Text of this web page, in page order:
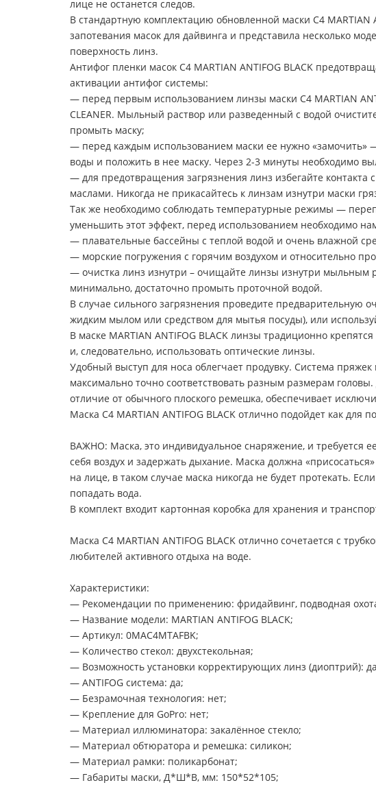
лице не останется следов.
В стандартную комплектацию обновленной маски C4
запотевания масок для дайвинга и представила несколько
поверхность линз.
Антифог пленки масок C4 MARTIAN ANTIFOG BLACK
активации антифог системы:
— перед первым использованием линзы маски C4 MARTIAN
CLEANER. Мыльный раствор или разведенный с водой
промыть маску;
— перед каждым использованием маски ее нужно «замочить»
воды и положить в нее маску. Через 2-3 минуты необходимо
— для предотвращения загрязнения линз избегайте
маслами. Никогда не прикасайтесь к линзам изнутри маски
Так же необходимо соблюдать температурные режимы —
уменьшить этот эффект, перед использованием необходимо
— плавательные бассейны с теплой водой и очень влажной
— морские погружения с горячим воздухом и относительно
— очистка линз изнутри – очищайте линзы изнутри мыльным
минимально, достаточно промыть проточной водой.
В случае сильного загрязнения проведите
жидким мылом или средством для мытья посуды), или
В маске MARTIAN ANTIFOG BLACK линзы традиционно
и, следовательно, использовать оптические линзы.
Удобный выступ для носа облегчает продувку. Система
максимально точно соответствовать разным размерам
отличие от обычного плоского ремешка, обеспечивает
Маска C4 MARTIAN ANTIFOG BLACK отлично подойдет как
ВАЖНО: Маска, это индивидуальное снаряжение, и требуется
себя воздух и задержать дыхание. Маска должна
на лице, в таком случае маска никогда не будет протекать.
попадать вода.
В комплект входит картонная коробка для хранения и
Маска C4 MARTIAN ANTIFOG BLACK отлично сочетается с
любителей активного отдыха на воде.
Характеристики:
— Рекомендации по применению: фридайвинг, подводная
— Название модели: MARTIAN ANTIFOG BLACK;
— Артикул: 0MAC4MTAFBK;
— Количество стекол: двухстекольная;
— Возможность установки корректирующих линз (диоптрий):
— ANTIFOG система: да;
— Безрамочная технология: нет;
— Крепление для GoPro: нет;
— Материал иллюминатора: закалённое стекло;
— Материал обтюратора и ремешка: силикон;
— Материал рамки: поликарбонат;
— Габариты маски, Д*Ш*В, мм: 150*52*105;